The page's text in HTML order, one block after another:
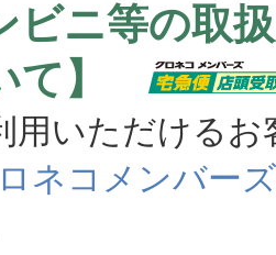
ビニ等の取
て】
いただけるお
ネコメンバーズ